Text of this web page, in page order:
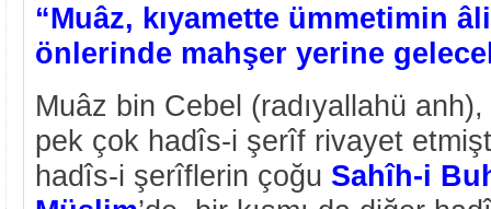
“Muâz, kıyamette ümmetimin
önlerinde mahşer yerine
Muâz bin Cebel (radıyallahü
pek çok hadîs-i şerîf rivayet
hadîs-i şerîflerin çoğu Sahîh-i